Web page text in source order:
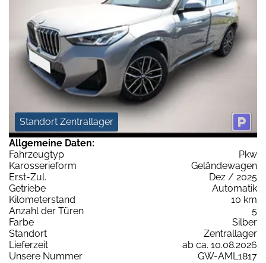
Standort Zentrallager
Allgemeine Daten:
Fahrzeugtyp
Pkw
Karosserieform
Geländewagen
Erst-Zul.
Dez / 2025
Getriebe
Automatik
Kilometerstand
10 km
Anzahl der Türen
5
Farbe
Silber
Standort
Zentrallager
Lieferzeit
ab ca. 10.08.2026
Unsere Nummer
GW-AML1817